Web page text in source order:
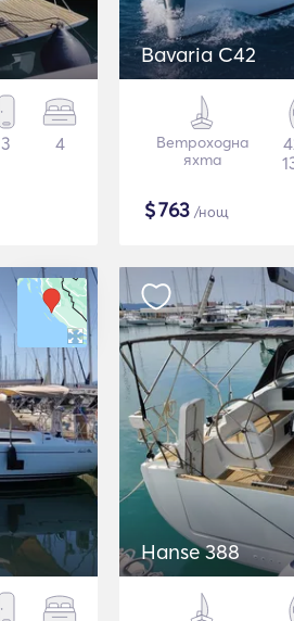
3 4
Bavaria C42
Ветроходна
яхта
$763 /нощ
Hanse 388